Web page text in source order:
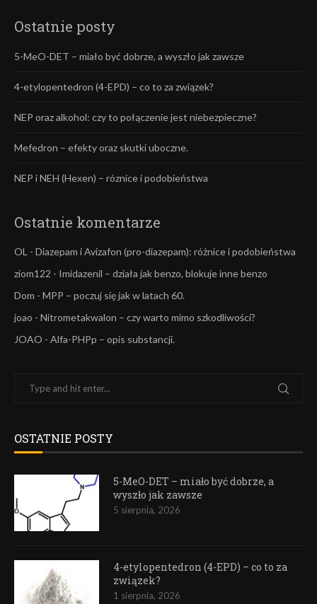
Ostatnie posty
5-MeO-DET – miało być dobrze, a wyszło jak zawsze
4-etylopentedron (4-EPD) – co to za związek?
NEP oraz alkohol: czy to połączenie jest niebezpieczne?
Mefedron – efekty oraz skutki uboczne.
NEP i NEH (Hexen) – róznice i podobieństwa
Ostatnie komentarze
OL - Diazepam i Avizafon (pro-diazepam): różnice i podobieństwa
ziom122 - Imidazenil – działa jak benzo, blokuje inne benzo
Dom - MPP – poczuj się jak w latach 60.
joao - Nitrometakwalon – czy warto mimo szkodliwości?
JOAO - Alfa-PHPp – opis substancji.
OSTATNIE POSTY
5-MeO-DET – miało być dobrze, a
wyszło jak zawsze
5 sierpnia, 2026
4-etylopentedron (4-EPD) – co to za
związek?
1 sierpnia, 2026